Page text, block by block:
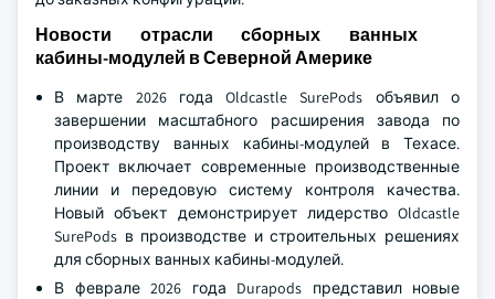
Новости отрасли сборных ванных
кабины-модулей в Северной Америке
В марте 2026 года Oldcastle SurePods объявил о
завершении масштабного расширения завода по
производству ванных кабины-модулей в Техасе.
Проект включает современные производственные
линии и передовую систему контроля качества.
Новый объект демонстрирует лидерство Oldcastle
SurePods в производстве и строительных решениях
для сборных ванных кабины-модулей.
В феврале 2026 года Durapods представил новые